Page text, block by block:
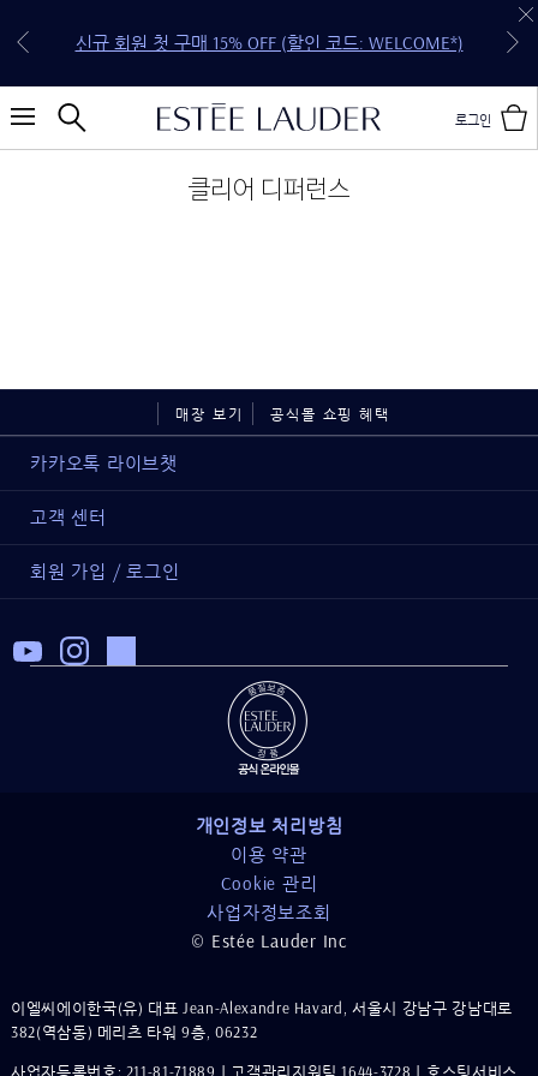
신규 회원 첫 구매 15% OFF (할인 코드: WELCOME*)
NEW 퓨어 컬러 젤리 글로우 오일을 만나보세요.
NEW 더블웨어 스킨 핏 쿠션을 만나보세요.
요.
10만원 이상 구매 시 3종 기프트 세트 증정
20만원 이상 구매 시 4종 기프트 세트 증정
상당 4종 기프트 세트 & 젬스톤 글로우 립스틱 케이
로그인
클리어 디퍼런스
매장 보기 공식몰 쇼핑 혜택
카카오톡 라이브챗
고객 센터
회원 가입 / 로그인
개인정보 처리방침
이용 약관
Cookie 관리
사업자정보조회
© Estée Lauder Inc
이엘씨에이한국(유) 대표 Jean-Alexandre Havard, 서울시 강남구 강남대로
382(역삼동) 메리츠 타워 9층, 06232
사업자등록번호: 211-81-71889｜고객관리지원팀 1644-3728｜호스팅서비스